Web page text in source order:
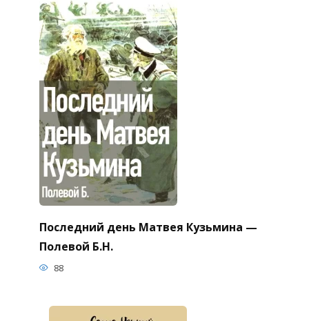
Последний день Матвея Кузьмина —
Полевой Б.Н.
88